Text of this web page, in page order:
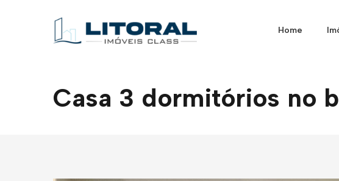
Home
Casa 3 dormitórios no